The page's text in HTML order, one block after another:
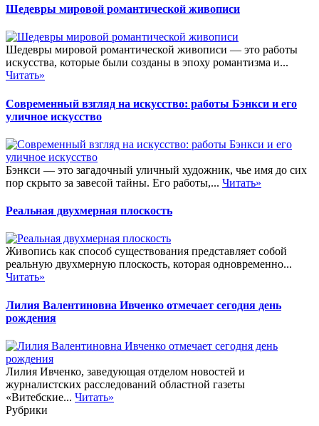
Шедевры мировой романтической живописи
Шедевры мировой романтической живописи — это работы
искусства, которые были созданы в эпоху романтизма и...
Читать»
Современный взгляд на искусство: работы Бэнкси и его
уличное искусство
Бэнкси — это загадочный уличный художник, чье имя до сих
пор скрыто за завесой тайны. Его работы,... Читать»
Реальная двухмерная плоскость
Живопись как способ существования представляет собой
реальную двухмерную плоскость, которая одновременно...
Читать»
Лилия Валентиновна Ивченко отмечает сегодня день
рождения
Лилия Ивченко, заведующая отделом новостей и
журналистских расследований областной газеты
«Витебские... Читать»
Рубрики